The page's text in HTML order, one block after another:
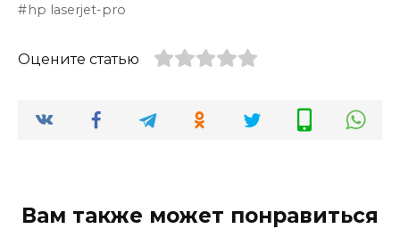
hp laserjet-pro
Оцените статью
Вам также может понравиться